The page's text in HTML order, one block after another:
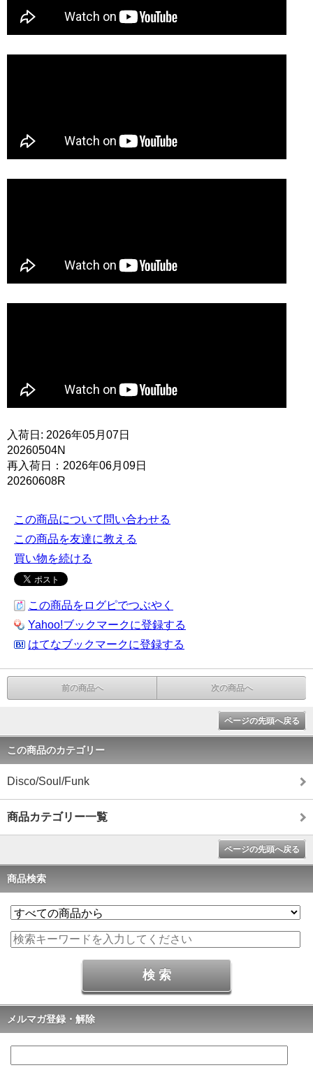
入荷日: 2026年05月07日
20260504N
再入荷日：2026年06月09日
20260608R
この商品について問い合わせる
この商品を友達に教える
買い物を続ける
この商品をログピでつぶやく
Yahoo!ブックマークに登録する
はてなブックマークに登録する
前の商品へ 次の商品へ
ページの先頭へ戻る
この商品のカテゴリー
Disco/Soul/Funk
商品カテゴリー一覧
ページの先頭へ戻る
商品検索
メルマガ登録・解除